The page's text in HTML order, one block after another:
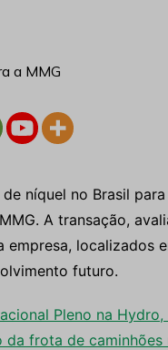
níquel no Brasil para
A transação,
localizados
futuro.
Pleno na
frota de caminhões